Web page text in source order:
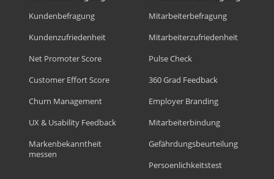
Kundenbefragung
Kundenzufriedenheit
Net Promoter Score
Customer Effort Score
Churn Management
UX & Usability Feedback
Markenbekanntheit
messen
Mitarbeiterbefragung
Mitarbeiterzufriedenheit
Pulse Check
360 Grad Feedback
Employer Branding
Mitarbeiterbindung
Gefährdungsbeurteilung
Persoenlichkeitstest